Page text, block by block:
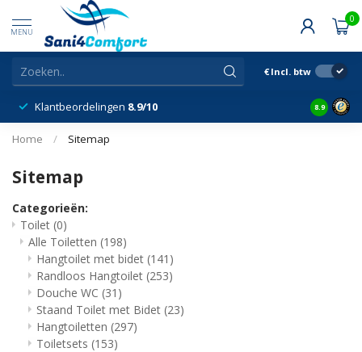
MENU
0
€ Incl. btw
Klantbeordelingen 8.9/10 8.9
Home / Sitemap
Sitemap
Categorieën:
Toilet (0)
Alle Toiletten (198)
Hangtoilet met bidet (141)
Randloos Hangtoilet (253)
Douche WC (31)
Staand Toilet met Bidet (23)
Hangtoiletten (297)
Toiletsets (153)